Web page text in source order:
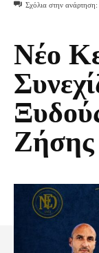
Σχόλια στην ανάρτηση:
Νέο
Ζήσης